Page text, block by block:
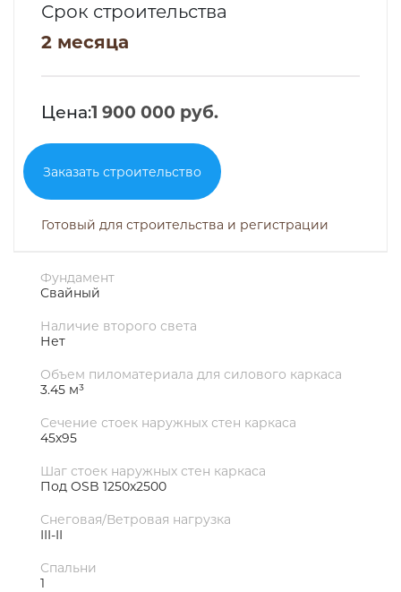
Срок строительства
2 месяца
Цена:1 900 000 руб.
Заказать строительство
Готовый для строительства и регистрации
Фундамент
Свайный
Наличие второго света
Нет
Объем пиломатериала для силового каркаса
3.45 м³
Сечение стоек наружных стен каркаса
45х95
Шаг стоек наружных стен каркаса
Под OSB 1250х2500
Снеговая/Ветровая нагрузка
III-II
Спальни
1